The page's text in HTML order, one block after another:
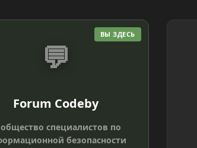
ВЫ ЗДЕСЬ
💬
Forum Codeby
специалистов по
безопасности